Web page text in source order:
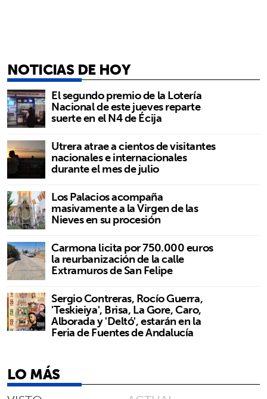
NOTICIAS DE HOY
El segundo premio de la Lotería
Nacional de este jueves reparte
suerte en el N4 de Écija
Utrera atrae a cientos de visitantes
nacionales e internacionales
durante el mes de julio
Los Palacios acompaña
masivamente a la Virgen de las
Nieves en su procesión
Carmona licita por 750.000 euros
la reurbanización de la calle
Extramuros de San Felipe
Sergio Contreras, Rocío Guerra,
'Teskieiya', Brisa, La Gore, Caro,
Alborada y 'Deltó', estarán en la
Feria de Fuentes de Andalucía
LO MÁS